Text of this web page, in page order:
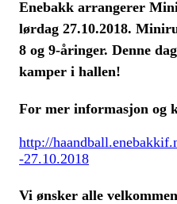
Enebakk arrangerer
lørdag 27.10.2018.
8 og 9-åringer. Denne
kamper i hallen!
For mer informasjon og
http://
-27.10.2018
Vi ønsker alle